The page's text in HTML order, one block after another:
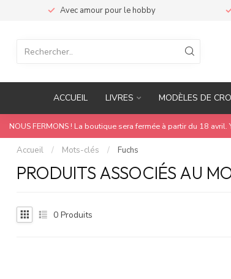
Avec amour pour le hobby
ACCUEIL LIVRES MODÈLES DE
NOUS FERMONS ! La boutique sera fermée à partir du 18 avril.
Accueil / Mots-clés / Fuchs
PRODUITS ASSOCIÉS AU
0 Produits